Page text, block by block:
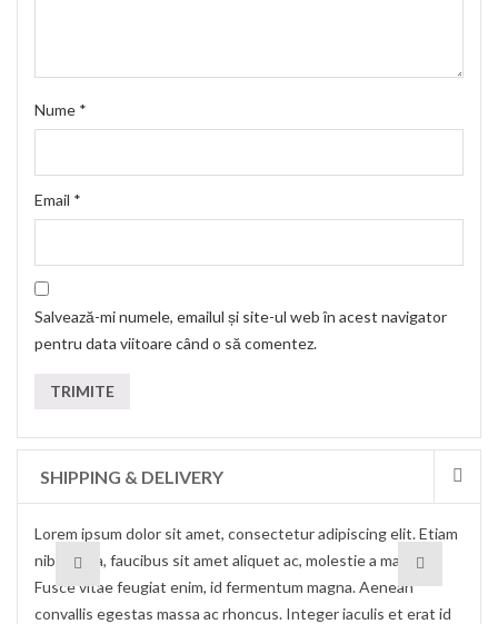
Nume *
Email *
Salvează-mi numele, emailul și site-ul web în acest navigator
pentru data viitoare când o să comentez.
SHIPPING & DELIVERY
Lorem ipsum dolor sit amet, consectetur adipiscing elit. Etiam
nibh ligula, faucibus sit amet aliquet ac, molestie a massa.
Fusce vitae feugiat enim, id fermentum magna. Aenean
convallis egestas massa ac rhoncus. Integer iaculis et erat id